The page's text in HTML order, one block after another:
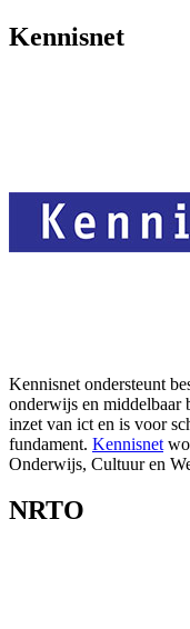
Kennisnet
Kennisnet ondersteunt
onderwijs en middelbaar
inzet van ict en is voor
fundament. Kennisnet
Onderwijs, Cultuur en
NRTO